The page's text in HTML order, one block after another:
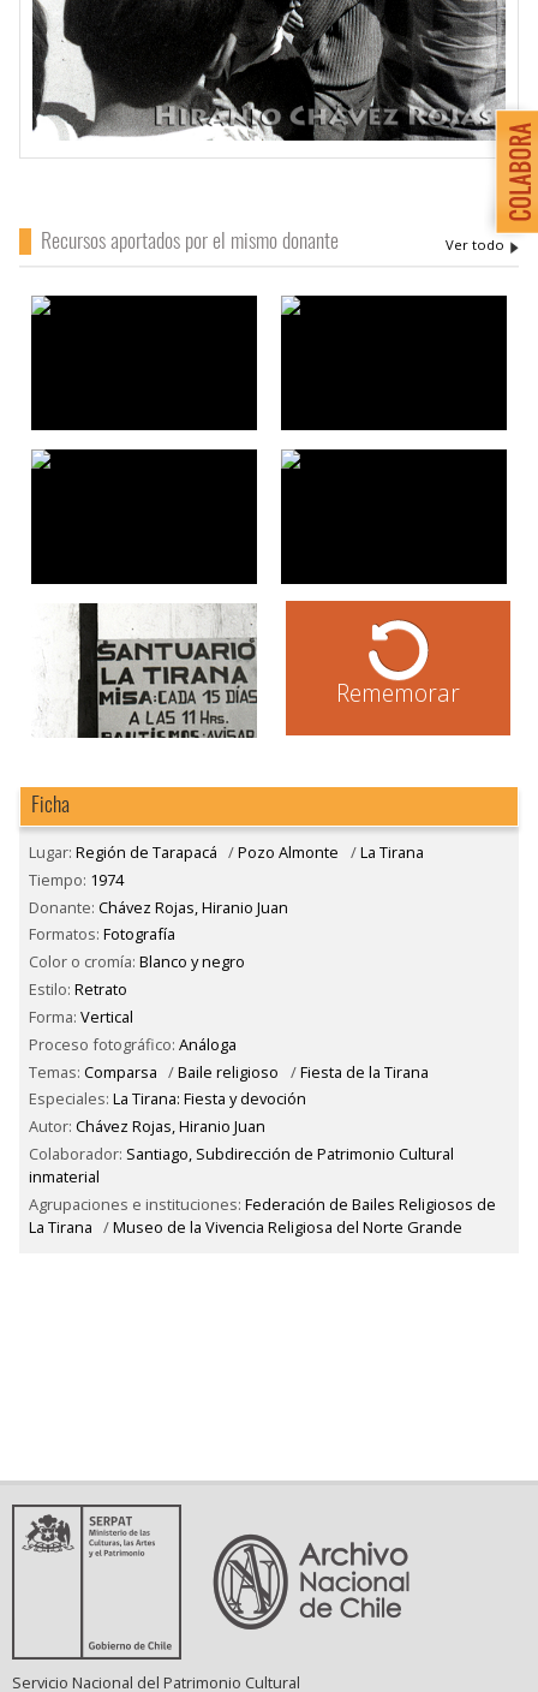
Recursos aportados por el mismo donante
Rememorar
Ficha
Lugar: Región de Tarapacá /Pozo Almonte /La Tirana
Tiempo: 1974
Donante: Chávez Rojas, Hiranio Juan
Formatos: Fotografía
Color o cromía: Blanco y negro
Estilo: Retrato
Forma: Vertical
Proceso fotográfico: Análoga
Temas: Comparsa /Baile religioso /Fiesta de la Tirana
Especiales: La Tirana: Fiesta y devoción
Autor: Chávez Rojas, Hiranio Juan
Colaborador: Santiago, Subdirección de Patrimonio Cultural
inmaterial
Agrupaciones e instituciones: Federación de Bailes Religiosos de
La Tirana /Museo de la Vivencia Religiosa del Norte Grande
Servicio Nacional del Patrimonio Cultural